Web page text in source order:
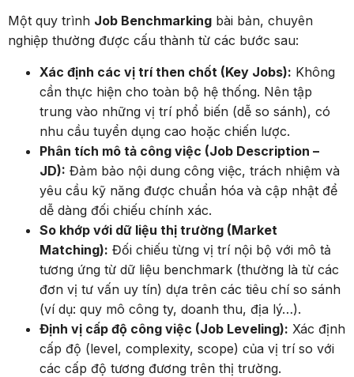
Một quy trình Job Benchmarking bài bản, chuyên
nghiệp thường được cấu thành từ các bước sau:
Xác định các vị trí then chốt (Key Jobs): Không
cần thực hiện cho toàn bộ hệ thống. Nên tập
trung vào những vị trí phổ biến (dễ so sánh), có
nhu cầu tuyển dụng cao hoặc chiến lược.
Phân tích mô tả công việc (Job Description –
JD): Đảm bảo nội dung công việc, trách nhiệm và
yêu cầu kỹ năng được chuẩn hóa và cập nhật để
dễ dàng đối chiếu chính xác.
So khớp với dữ liệu thị trường (Market
Matching): Đối chiếu từng vị trí nội bộ với mô tả
tương ứng từ dữ liệu benchmark (thường là từ các
đơn vị tư vấn uy tín) dựa trên các tiêu chí so sánh
(ví dụ: quy mô công ty, doanh thu, địa lý…).
Định vị cấp độ công việc (Job Leveling): Xác định
cấp độ (level, complexity, scope) của vị trí so với
các cấp độ tương đương trên thị trường.